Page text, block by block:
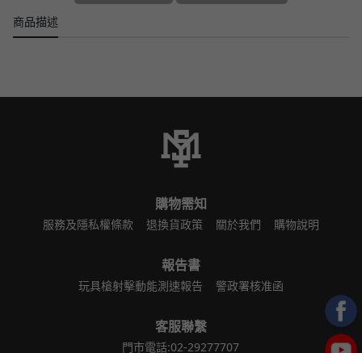
商品描述
購物需知
服務及隱私權條款 退換貨政策 關於我們 購物說明
報告書
玩具槍射擊動能測速報告 警政署核准函
客服聯繫
門市電話:02-29277707